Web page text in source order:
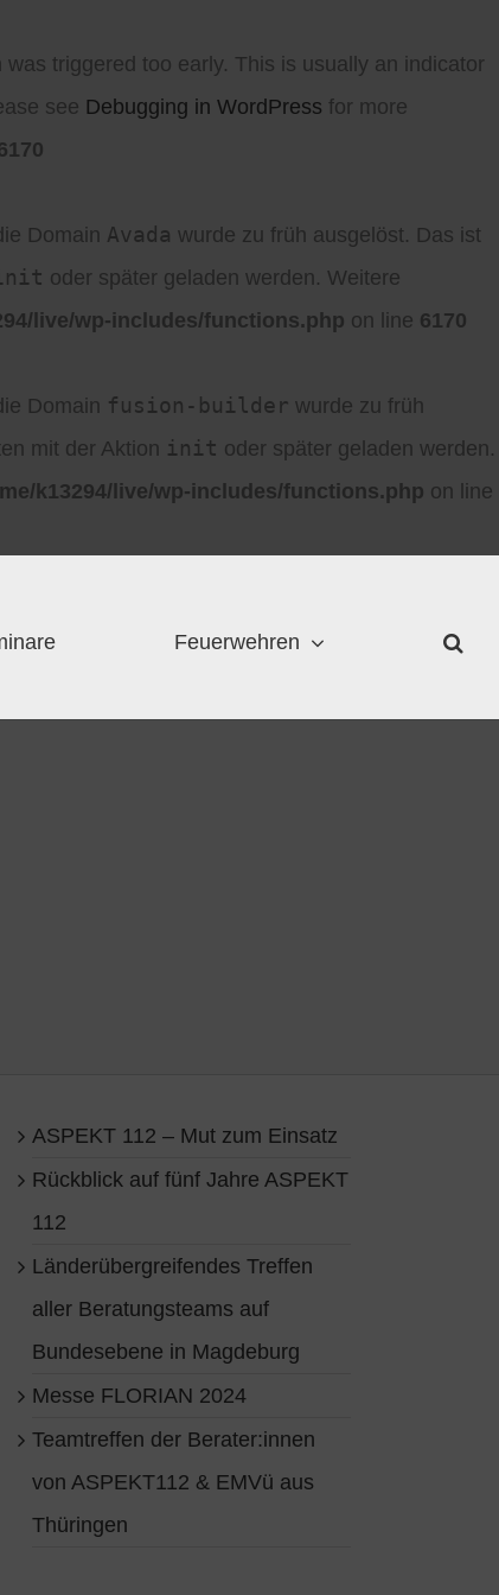
was triggered too early. This is usually an indicator
see Debugging in WordPress for more
Domain Avada wurde zu früh ausgelöst. Das ist
oder später geladen werden. Weitere
live/wp-includes/functions.php on line 6170
Domain fusion-builder wurde zu früh
mit der Aktion init oder später geladen werden.
k13294/live/wp-includes/functions.php on line
Feuerwehren
ASPEKT 112 – Mut zum Einsatz
Rückblick auf fünf Jahre ASPEKT
112
Länderübergreifendes Treffen
aller Beratungsteams auf
Bundesebene in Magdeburg
Messe FLORIAN 2024
Teamtreffen der Berater:innen
von ASPEKT112 & EMVü aus
Thüringen